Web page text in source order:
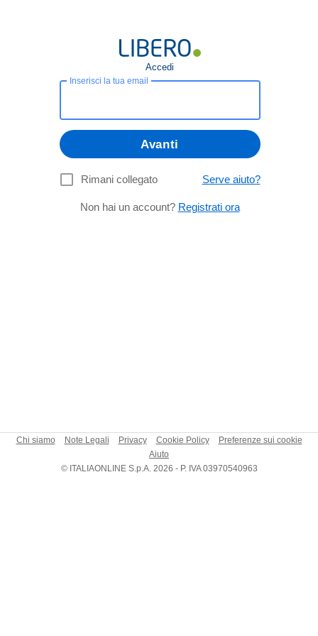
Accedi
Inserisci la tua email
Avanti
Rimani collegato Serve aiuto?
Non hai un account? Registrati ora
Chi siamo Note Legali Privacy Cookie Policy
Preferenze sui cookie
Aiuto
© ITALIAONLINE S.p.A. 2026 - P. IVA 03970540963